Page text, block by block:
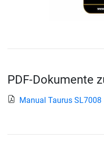
PDF-Dokumente
Manual Taurus SL7008